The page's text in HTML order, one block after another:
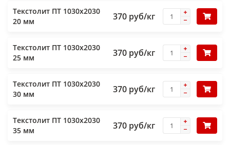
Текстолит ПТ 1030х2030
20 мм
370 руб/кг
Текстолит ПТ 1030х2030
25 мм
370 руб/кг
Текстолит ПТ 1030х2030
30 мм
370 руб/кг
Текстолит ПТ 1030х2030
35 мм
370 руб/кг